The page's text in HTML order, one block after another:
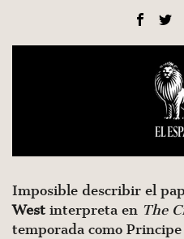
Imposible describir el
West interpreta en The
temporada como